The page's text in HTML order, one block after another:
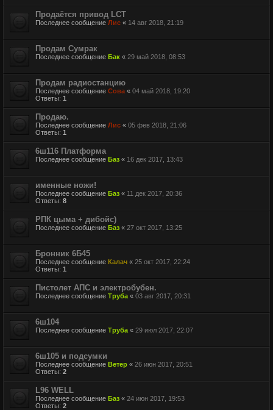
Продаётся привод LCT
Последнее сообщение Лис « 14 авг 2018, 21:19
Продам Сумрак
Последнее сообщение Бак « 29 май 2018, 08:53
Продам радиостанцию
Последнее сообщение Сова « 04 май 2018, 19:20
Ответы: 1
Продаю.
Последнее сообщение Лис « 05 фев 2018, 21:06
Ответы: 1
6ш116 Платформа
Последнее сообщение Баз « 16 дек 2017, 13:43
именные ножи!
Последнее сообщение Баз « 11 дек 2017, 20:36
Ответы: 8
РПК цыма + дибойс)
Последнее сообщение Баз « 27 окт 2017, 13:25
Бронник 6Б45
Последнее сообщение Калач « 25 окт 2017, 22:24
Ответы: 1
Пистолет АПС и электробубен.
Последнее сообщение Труба « 03 авг 2017, 20:31
6ш104
Последнее сообщение Труба « 29 июл 2017, 22:07
6ш105 и подсумки
Последнее сообщение Ветер « 26 июн 2017, 20:51
Ответы: 2
L96 WELL
Последнее сообщение Баз « 24 июн 2017, 19:53
Ответы: 2